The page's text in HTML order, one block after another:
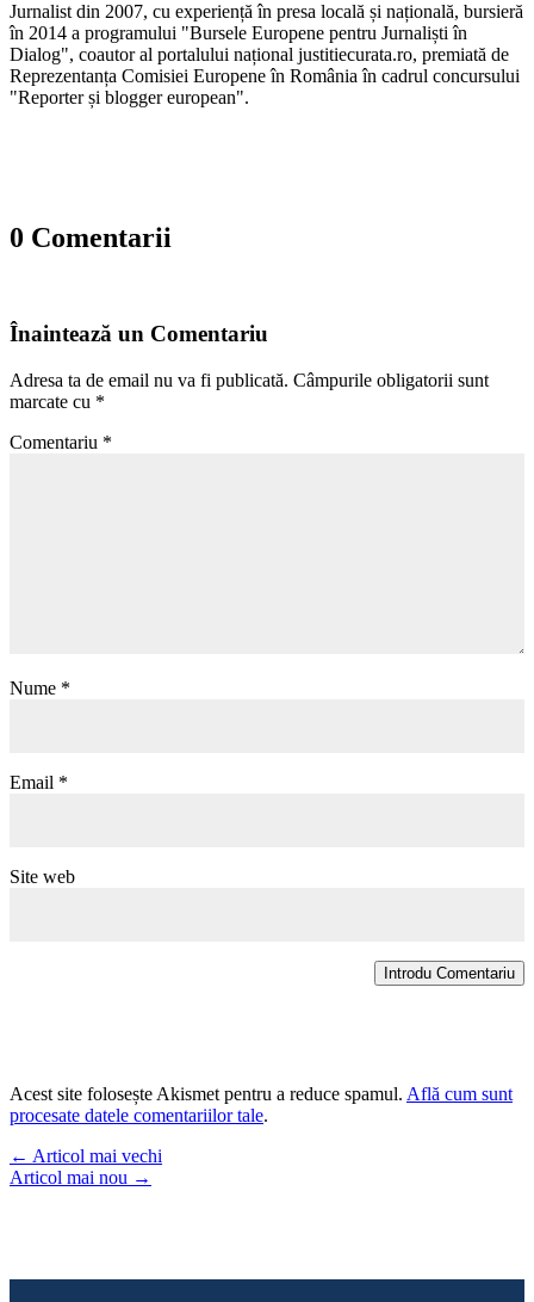
Jurnalist din 2007, cu experiență în presa locală și națională, bursieră
în 2014 a programului "Bursele Europene pentru Jurnaliști în
Dialog", coautor al portalului național justitiecurata.ro, premiată de
Reprezentanța Comisiei Europene în România în cadrul concursului
"Reporter și blogger european".
0 Comentarii
Înaintează un Comentariu
Adresa ta de email nu va fi publicată. Câmpurile obligatorii sunt
marcate cu *
Comentariu *
Nume *
Email *
Site web
Introdu Comentariu
Acest site folosește Akismet pentru a reduce spamul. Află cum sunt
procesate datele comentariilor tale.
← Articol mai vechi
Articol mai nou →